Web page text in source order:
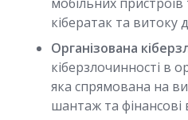
кібератак та витоку
Організована
кіберзлочинності в
яка спрямована на
шантаж та фінансові